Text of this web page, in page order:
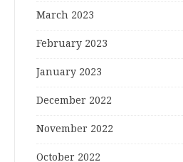
March 2023
February 2023
January 2023
December 2022
November 2022
October 2022